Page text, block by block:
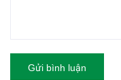
Gửi bình luận